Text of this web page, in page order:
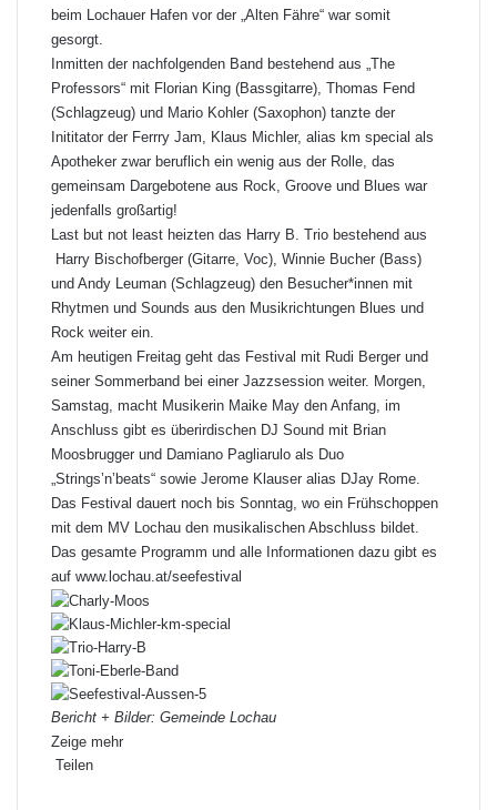
beim Lochauer Hafen vor der „Alten Fähre“ war somit
gesorgt.
Inmitten der nachfolgenden Band bestehend aus „The
Professors“ mit Florian King (Bassgitarre), Thomas Fend
(Schlagzeug) und Mario Kohler (Saxophon) tanzte der
Inititator der Ferrry Jam, Klaus Michler, alias km special als
Apotheker zwar beruflich ein wenig aus der Rolle, das
gemeinsam Dargebotene aus Rock, Groove und Blues war
jedenfalls großartig!
Last but not least heizten das Harry B. Trio bestehend aus
Harry Bischofberger (Gitarre, Voc), Winnie Bucher (Bass)
und Andy Leuman (Schlagzeug) den Besucher*innen mit
Rhytmen und Sounds aus den Musikrichtungen Blues und
Rock weiter ein.
Am heutigen Freitag geht das Festival mit Rudi Berger und
seiner Sommerband bei einer Jazzsession weiter. Morgen,
Samstag, macht Musikerin Maike May den Anfang, im
Anschluss gibt es überirdischen DJ Sound mit Brian
Moosbrugger und Damiano Pagliarulo als Duo
„Strings’n’beats“ sowie Jerome Klauser alias DJay Rome.
Das Festival dauert noch bis Sonntag, wo ein Frühschoppen
mit dem MV Lochau den musikalischen Abschluss bildet.
Das gesamte Programm und alle Informationen dazu gibt es
auf www.lochau.at/seefestival
Bericht + Bilder: Gemeinde Lochau
Zeige mehr
Teilen